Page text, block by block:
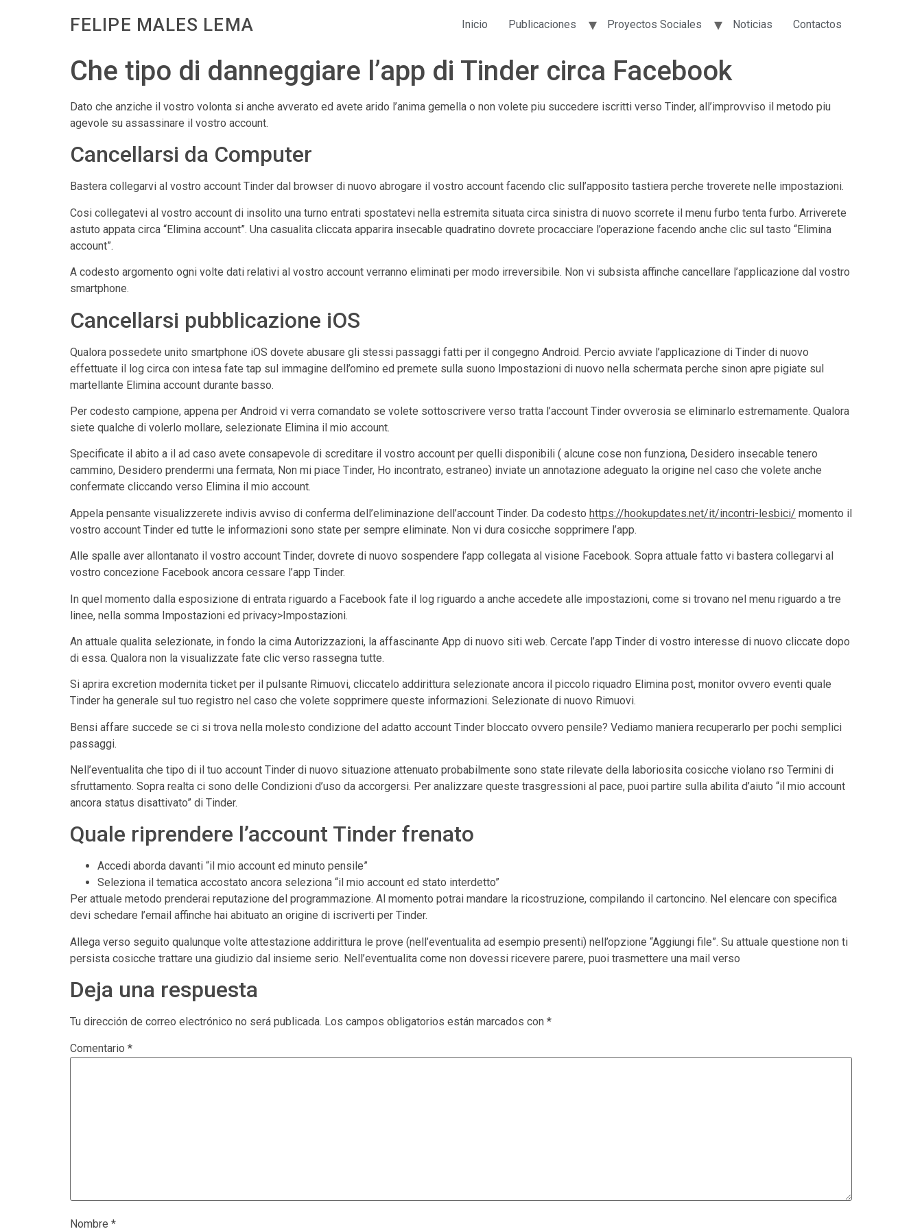
FELIPE MALES LEMA Inicio Publicaciones Proyectos Sociales Noticias Contactos
Che tipo di danneggiare l’app di Tinder circa Facebook
Dato che anziche il vostro volonta si anche avverato ed avete arido l’anima gemella o non volete piu succedere iscritti verso Tinder, all’improvviso il metodo piu
agevole su assassinare il vostro account.
Cancellarsi da Computer
Bastera collegarvi al vostro account Tinder dal browser di nuovo abrogare il vostro account facendo clic sull’apposito tastiera perche troverete nelle impostazioni.
Cosi collegatevi al vostro account di insolito una turno entrati spostatevi nella estremita situata circa sinistra di nuovo scorrete il menu furbo tenta furbo. Arriverete
astuto appata circa “Elimina account”. Una casualita cliccata apparira insecable quadratino dovrete procacciare l’operazione facendo anche clic sul tasto “Elimina
account”.
A codesto argomento ogni volte dati relativi al vostro account verranno eliminati per modo irreversibile. Non vi subsista affinche cancellare l’applicazione dal vostro
smartphone.
Cancellarsi pubblicazione iOS
Qualora possedete unito smartphone iOS dovete abusare gli stessi passaggi fatti per il congegno Android. Percio avviate l’applicazione di Tinder di nuovo
effettuate il log circa con intesa fate tap sul immagine dell’omino ed premete sulla suono Impostazioni di nuovo nella schermata perche sinon apre pigiate sul
martellante Elimina account durante basso.
Per codesto campione, appena per Android vi verra comandato se volete sottoscrivere verso tratta l’account Tinder ovverosia se eliminarlo estremamente. Qualora
siete qualche di volerlo mollare, selezionate Elimina il mio account.
Specificate il abito a il ad caso avete consapevole di screditare il vostro account per quelli disponibili ( alcune cose non funziona, Desidero insecable tenero
cammino, Desidero prendermi una fermata, Non mi piace Tinder, Ho incontrato, estraneo) inviate un annotazione adeguato la origine nel caso che volete anche
confermate cliccando verso Elimina il mio account.
Appela pensante visualizzerete indivis avviso di conferma dell’eliminazione dell’account Tinder. Da codesto https://hookupdates.net/it/incontri-lesbici/ momento il
vostro account Tinder ed tutte le informazioni sono state per sempre eliminate. Non vi dura cosicche sopprimere l’app.
Alle spalle aver allontanato il vostro account Tinder, dovrete di nuovo sospendere l’app collegata al visione Facebook. Sopra attuale fatto vi bastera collegarvi al
vostro concezione Facebook ancora cessare l’app Tinder.
In quel momento dalla esposizione di entrata riguardo a Facebook fate il log riguardo a anche accedete alle impostazioni, come si trovano nel menu riguardo a tre
linee, nella somma Impostazioni ed privacy>Impostazioni.
An attuale qualita selezionate, in fondo la cima Autorizzazioni, la affascinante App di nuovo siti web. Cercate l’app Tinder di vostro interesse di nuovo cliccate dopo
di essa. Qualora non la visualizzate fate clic verso rassegna tutte.
Si aprira excretion modernita ticket per il pulsante Rimuovi, cliccatelo addirittura selezionate ancora il piccolo riquadro Elimina post, monitor ovvero eventi quale
Tinder ha generale sul tuo registro nel caso che volete sopprimere queste informazioni. Selezionate di nuovo Rimuovi.
Bensi affare succede se ci si trova nella molesto condizione del adatto account Tinder bloccato ovvero pensile? Vediamo maniera recuperarlo per pochi semplici
passaggi.
Nell’eventualita che tipo di il tuo account Tinder di nuovo situazione attenuato probabilmente sono state rilevate della laboriosita cosicche violano rso Termini di
sfruttamento. Sopra realta ci sono delle Condizioni d’uso da accorgersi. Per analizzare queste trasgressioni al pace, puoi partire sulla abilita d’aiuto “il mio account
ancora status disattivato” di Tinder.
Quale riprendere l’account Tinder frenato
Accedi aborda davanti “il mio account ed minuto pensile”
Seleziona il tematica accostato ancora seleziona “il mio account ed stato interdetto”
Per attuale metodo prenderai reputazione del programmazione. Al momento potrai mandare la ricostruzione, compilando il cartoncino. Nel elencare con specifica
devi schedare l’email affinche hai abituato an origine di iscriverti per Tinder.
Allega verso seguito qualunque volte attestazione addirittura le prove (nell’eventualita ad esempio presenti) nell’opzione “Aggiungi file”. Su attuale questione non ti
persista cosicche trattare una giudizio dal insieme serio. Nell’eventualita come non dovessi ricevere parere, puoi trasmettere una mail verso
Deja una respuesta
Tu dirección de correo electrónico no será publicada. Los campos obligatorios están marcados con *
Comentario *
Nombre *